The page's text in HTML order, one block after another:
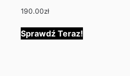
190.00zł
Sprawdź Teraz!